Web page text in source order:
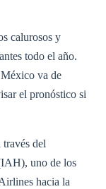
calurosos y
todo el año.
va de
el pronóstico si
del
uno de los
hacia la